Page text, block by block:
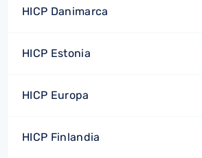
HICP Danimarca
HICP Estonia
HICP Europa
HICP Finlandia